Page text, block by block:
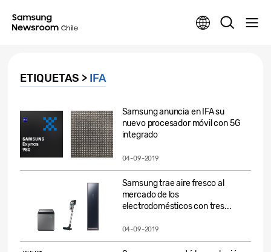
ETIQUETAS > IFA
Samsung anuncia en IFA su
nuevo procesador móvil con 5G
integrado
04-09-2019
Samsung trae aire fresco al
mercado de los
electrodomésticos con tres...
04-09-2019